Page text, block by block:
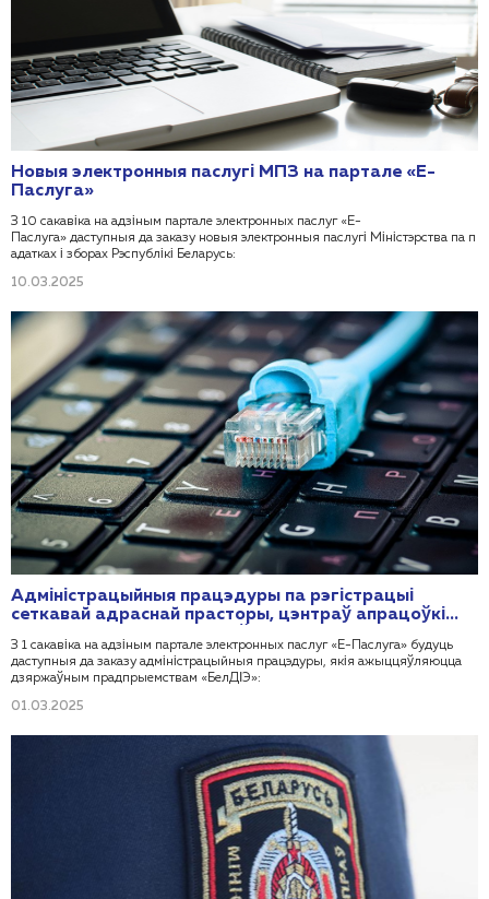
Новыя электронныя паслугі МПЗ на партале «Е-
Паслуга»
З 10 сакавіка на адзіным партале электронных паслуг «Е-
Паслуга» даступныя да заказу новыя электронныя паслугі Міністэрства па п
адатках і зборах Рэспублікі Беларусь:
10.03.2025
Адміністрацыйныя працэдуры па рэгістрацыі
сеткавай адраснай прасторы, цэнтраў апрацоўкі
З 1 сакавіка на адзіным партале электронных паслуг «Е-Паслуга» будуць
даступныя да заказу адміністрацыйныя працэдуры, якія ажыццяўляюцца
дзяржаўным прадпрыемствам «БелДІЭ»:
01.03.2025